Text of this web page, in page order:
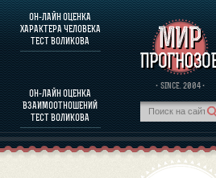
ОН-ЛАЙН ОЦЕНКА
ХАРАКТЕРА ЧЕЛОВЕКА
ТЕСТ ВОЛИКОВА
ОН-ЛАЙН ОЦЕНКА
ВЗАИМООТНОШЕНИЙ
ТЕСТ ВОЛИКОВА
· SINCE. 2004 ·
О ПРОГРАММЕ
ОЦЕНКА ХАРАКТЕРA
ОЦЕНКА ХАРАКТЕРА
О ПРОГРАММЕ
ПРОГНОЗЫ И